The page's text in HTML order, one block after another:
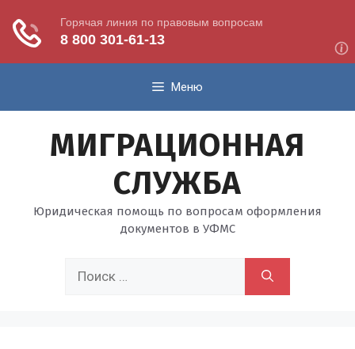
содержимому
Меню
МИГРАЦИОННАЯ
СЛУЖБА
Юридическая помощь по вопросам оформления
документов в УФМС